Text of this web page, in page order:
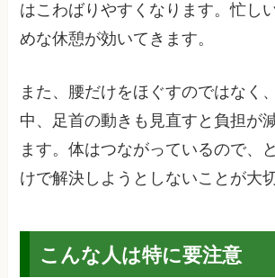
はこわばりやすくなります。忙し
めな休憩が効いてきます。
また、腰だけをほぐすのではなく
中、足首の動きも見直すと負担が
ます。体はつながっているので、
けで解決しようとしないことが大
こんな人は特に要注意